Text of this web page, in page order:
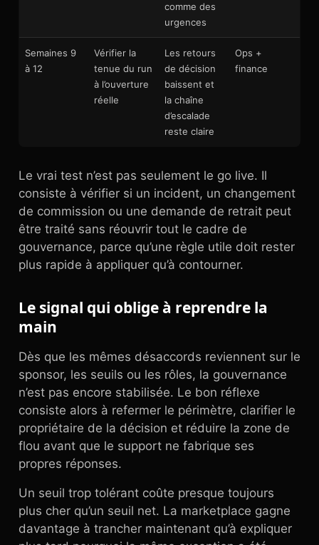
comme des
urgences
Semaines 9
à 12
Vérifier la
tenue du run
à l’ouverture
réelle
Les retours
de décision
baissent et
la chaîne
d’escalade
reste claire
Ops +
finance
Le vrai test n’est pas seulement le go live. Il
consiste à vérifier si un incident, un changement
de commission ou une demande de retrait peut
être traité sans réouvrir tout le cadre de
gouvernance, parce qu’une règle utile doit rester
plus rapide à appliquer qu’à contourner.
Le signal qui oblige à reprendre la
main
Dès que les mêmes désaccords reviennent sur le
sponsor, les seuils ou les rôles, la gouvernance
n’est pas encore stabilisée. Le bon réflexe
consiste alors à refermer le périmètre, clarifier le
propriétaire de la décision et réduire la zone de
flou avant que le support ne fabrique ses
propres réponses.
Un seuil trop tolérant coûte presque toujours
plus cher qu’un seuil net. La marketplace gagne
davantage à trancher maintenant qu’à expliquer